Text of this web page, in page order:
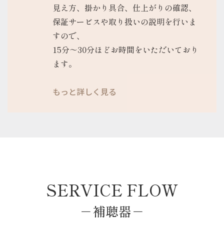
見え方、掛かり具合、仕上がりの確認、
保証サービスや取り扱いの説明を行いま
すので、
15分～30分ほどお時間をいただいており
ます。
もっと詳しく見る
SERVICE FLOW
－補聴器－